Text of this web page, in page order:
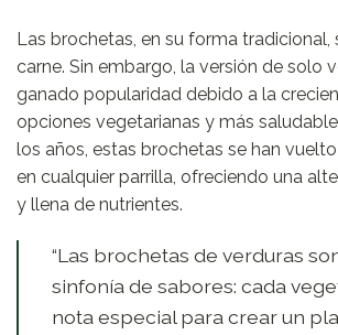
Las brochetas, en su forma tradicional,
carne. Sin embargo, la versión de solo
ganado popularidad debido a la
opciones vegetarianas y más
los años, estas brochetas se han
en cualquier parrilla, ofreciendo una
y llena de nutrientes.
“Las brochetas de verduras
sinfonía de sabores: cada
nota especial para crear un